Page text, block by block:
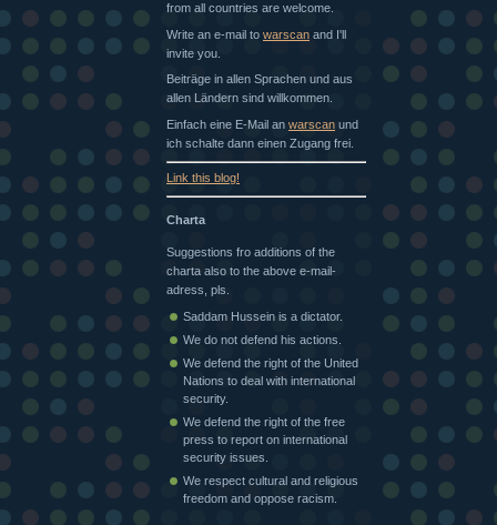
from all countries are welcome.
Write an e-mail to warscan and I'll
invite you.
Beiträge in allen Sprachen und aus
allen Ländern sind willkommen.
Einfach eine E-Mail an warscan und
ich schalte dann einen Zugang frei.
Link this blog!
Charta
Suggestions fro additions of the
charta also to the above e-mail-
adress, pls.
Saddam Hussein is a dictator.
We do not defend his actions.
We defend the right of the United
Nations to deal with international
security.
We defend the right of the free
press to report on international
security issues.
We respect cultural and religious
freedom and oppose racism.